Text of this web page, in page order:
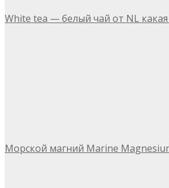
White tea — белый чай от NL
Морской магний Marine